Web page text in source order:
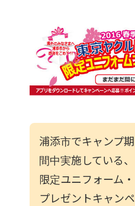
浦添市でキャンプ期
間中実施している、
限定ユニフォーム・
プレゼントキャンペ